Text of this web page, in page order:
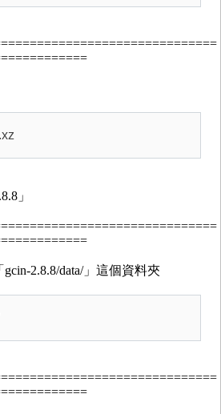
」
2.8.8/data/」這個資料夾